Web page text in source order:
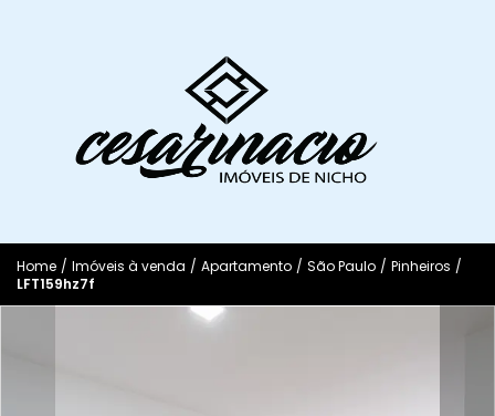
Home / Imóveis à venda / Apartamento / São Paulo / Pinheiros /
LFT159hz7f